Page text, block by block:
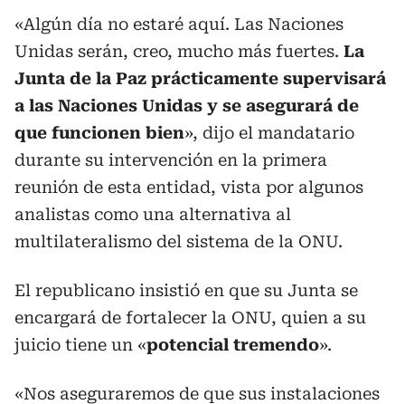
«Algún día no estaré aquí. Las Naciones
Unidas serán, creo, mucho más fuertes. La
Junta de la Paz prácticamente supervisará
a las Naciones Unidas y se asegurará de
que funcionen bien», dijo el mandatario
durante su intervención en la primera
reunión de esta entidad, vista por algunos
analistas como una alternativa al
multilateralismo del sistema de la ONU.
El republicano insistió en que su Junta se
encargará de fortalecer la ONU, quien a su
juicio tiene un «potencial tremendo».
«Nos aseguraremos de que sus instalaciones